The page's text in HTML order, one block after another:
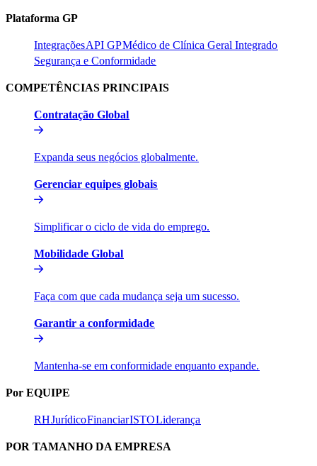
Plataforma GP​​
Integrações​​API GP​​Médico de Clínica Geral Integrado​​
Segurança e Conformidade​​
COMPETÊNCIAS PRINCIPAIS​​
Contratação Global​​
Expanda seus negócios globalmente.​​
Gerenciar equipes globais​​
Simplificar o ciclo de vida do emprego.​​
Mobilidade Global​​
Faça com que cada mudança seja um sucesso.​​
Garantir a conformidade​​
Mantenha-se em conformidade enquanto expande.​​
Por EQUIPE​​
RH​​Jurídico​​Financiar​​ISTO​​Liderança​​
POR TAMANHO DA EMPRESA​​